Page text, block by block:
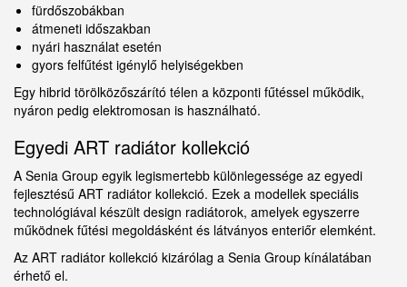
fürdőszobákban
átmeneti időszakban
nyári használat esetén
gyors felfűtést igénylő helyiségekben
Egy hibrid törölközőszárító télen a központi fűtéssel működik,
nyáron pedig elektromosan is használható.
Egyedi ART radiátor kollekció
A Senia Group egyik legismertebb különlegessége az egyedi
fejlesztésű ART radiátor kollekció. Ezek a modellek speciális
technológiával készült design radiátorok, amelyek egyszerre
működnek fűtési megoldásként és látványos enteriőr elemként.
Az ART radiátor kollekció kizárólag a Senia Group kínálatában
érhető el.